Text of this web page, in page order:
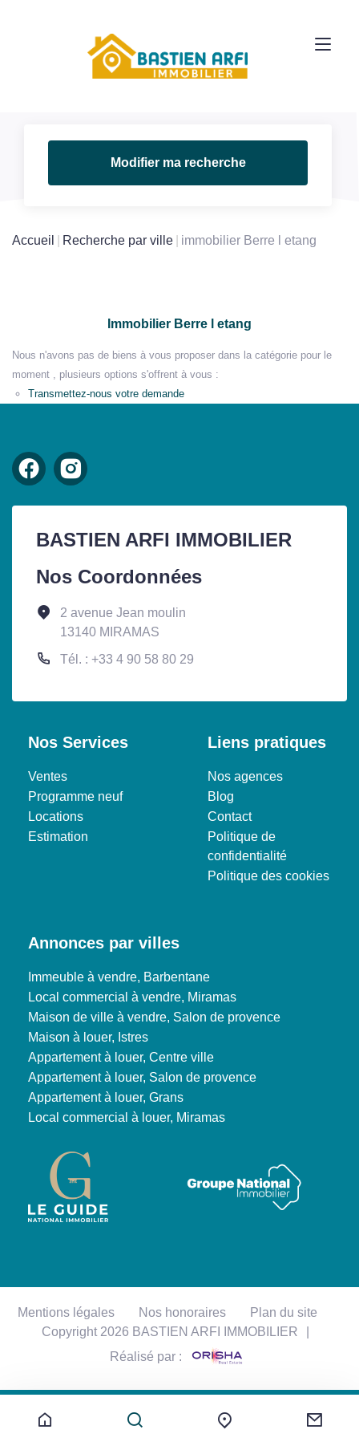
Modifier ma recherche
Accueil Recherche par ville immobilier Berre l etang
Immobilier Berre l etang
Nous n'avons pas de biens à vous proposer dans la catégorie pour le
moment , plusieurs options s'offrent à vous :
Transmettez-nous votre demande
BASTIEN ARFI IMMOBILIER
Nos Coordonnées
2 avenue Jean moulin
13140 MIRAMAS
Tél. : +33 4 90 58 80 29
Nos Services
Ventes
Programme neuf
Locations
Estimation
Liens pratiques
Nos agences
Blog
Contact
Politique de
confidentialité
Politique des cookies
Annonces par villes
Immeuble à vendre, Barbentane
Local commercial à vendre, Miramas
Maison de ville à vendre, Salon de provence
Maison à louer, Istres
Appartement à louer, Centre ville
Appartement à louer, Salon de provence
Appartement à louer, Grans
Local commercial à louer, Miramas
Mentions légales Nos honoraires
Plan du site
Copyright 2026 BASTIEN ARFI IMMOBILIER
Réalisé par :